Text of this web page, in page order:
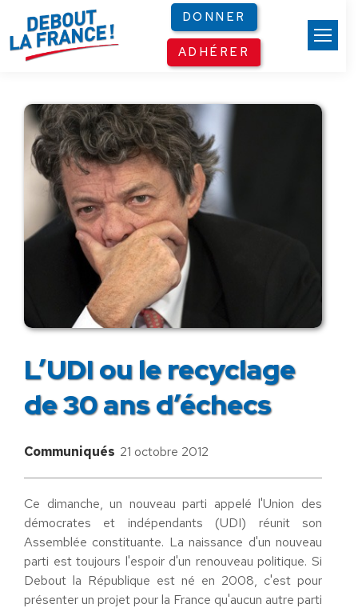
DONNER
ADHÉRER
L’UDI ou le recyclage
de 30 ans d’échecs
Communiqués 21 octobre 2012
Ce dimanche, un nouveau parti appelé l'Union des
démocrates et indépendants (UDI) réunit son
Assemblée constituante. La naissance d'un nouveau
parti est toujours l'espoir d'un renouveau politique. Si
Debout la République est né en 2008, c'est pour
présenter un projet pour la France qu'aucun autre parti
Panneau de gestion des cookies